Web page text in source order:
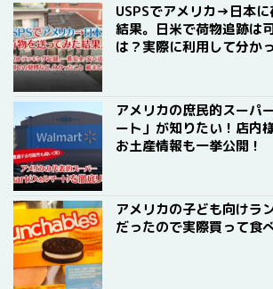
USPSでアメリカ→日本
結果。日米で荷物追跡は
は？実際に利用して分か
アメリカの庶民的スーパ
ート」が知りたい！店内
お土産情報も一挙公開！
アメリカの子ども向けラ
だったので実際買って食